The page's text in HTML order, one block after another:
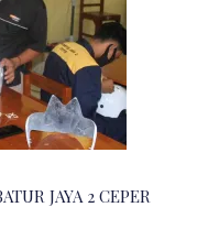
JAYA 2 CEPER